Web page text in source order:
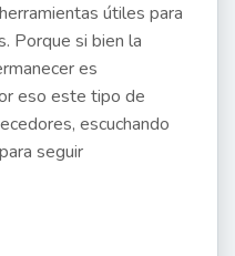
útiles para
Porque si bien la
es
eso este tipo de
escuchando
seguir